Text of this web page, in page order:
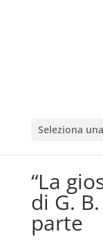
Seleziona
“La
di G.
parte